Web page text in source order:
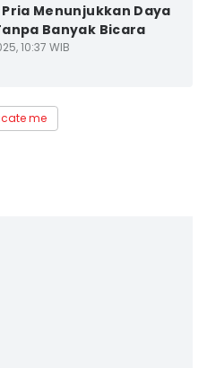
Pria Menunjukkan Daya
Banyak Bicara
10:37 WIB
me